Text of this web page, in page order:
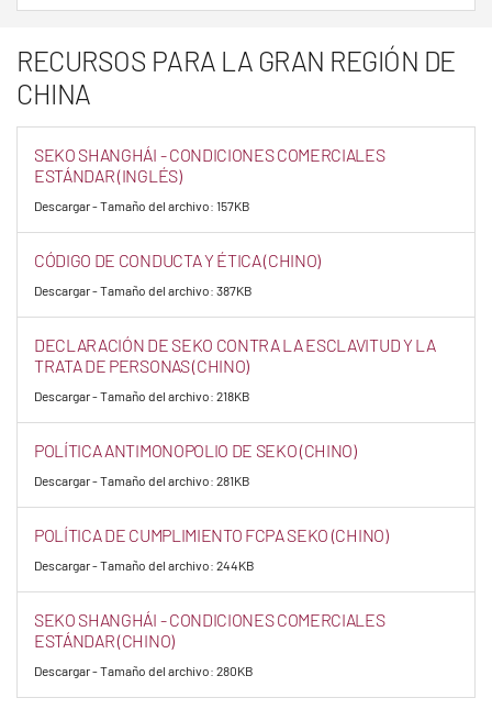
RECURSOS PARA LA GRAN REGIÓN DE
CHINA
SEKO SHANGHÁI - CONDICIONES COMERCIALES
ESTÁNDAR (INGLÉS)
Descargar - Tamaño del archivo: 157KB
CÓDIGO DE CONDUCTA Y ÉTICA (CHINO)
Descargar - Tamaño del archivo: 387KB
DECLARACIÓN DE SEKO CONTRA LA ESCLAVITUD Y LA
TRATA DE PERSONAS (CHINO)
Descargar - Tamaño del archivo: 218KB
POLÍTICA ANTIMONOPOLIO DE SEKO (CHINO)
Descargar - Tamaño del archivo: 281KB
POLÍTICA DE CUMPLIMIENTO FCPA SEKO (CHINO)
Descargar - Tamaño del archivo: 244KB
SEKO SHANGHÁI - CONDICIONES COMERCIALES
ESTÁNDAR (CHINO)
Descargar - Tamaño del archivo: 280KB